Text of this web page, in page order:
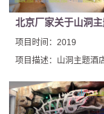
北京厂家关于山洞
一些建议
项目时间：2019
项目描述：山洞主题酒
方面的原因。其中之一
消费升级背景下消费者